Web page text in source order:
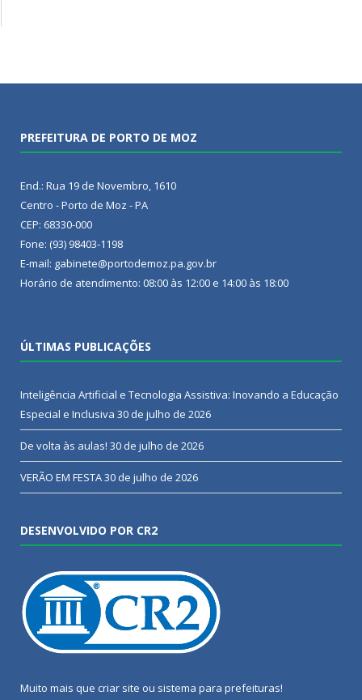
PREFEITURA DE PORTO DE MOZ
End.: Rua 19 de Novembro, 1610
Centro - Porto de Moz - PA
CEP: 68330-000
Fone: (93) 98403-1198
E-mail: gabinete@portodemoz.pa.gov.br
Horário de atendimento: 08:00 às 12:00 e 14:00 às 18:00
ÚLTIMAS PUBLICAÇÕES
Inteligência Artificial e Tecnologia Assistiva: Inovando a Educação
Especial e Inclusiva 30 de julho de 2026
De volta às aulas! 30 de julho de 2026
VERÃO EM FESTA30 de julho de 2026
DESENVOLVIDO POR CR2
Muito mais que criar site ou sistema para prefeituras!